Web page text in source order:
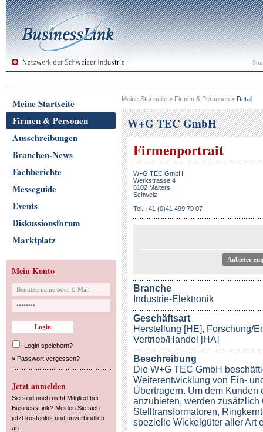
Meine Startseite
Firmen & Personen
Ausschreibungen
Branchen-News
Fachberichte
Messeguide
Events
Diskussionsforum
Marktplatz
Mein Konto
Login speichern?
» Passwort vergessen?
Jetzt anmelden
Sie sind noch nicht Mitglied bei
BusinessLink? Melden Sie sich
jetzt kostenlos und unverbindlich
an.
Meine Startseite > Firmen & Personen > Detail
W+G TEC GmbH
Firmenportrait
W+G TEC GmbH
Werkstrasse 4
6102 Malters
Schweiz
Tel. +41 (0)41 499 70 07
Anbieter
Branche
Industrie-Elektronik
Geschäftsart
Herstellung [HE], Forschung/
Vertrieb/Handel [HA]
Beschreibung
Die W+G TEC GmbH
Weiterentwicklung von Ein-
Übertragern. Um dem
anzubieten, werden
Stelltransformatoren,
spezielle Wickelgüter aller Art